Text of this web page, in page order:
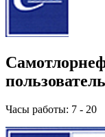
Часы работы: 7 - 20